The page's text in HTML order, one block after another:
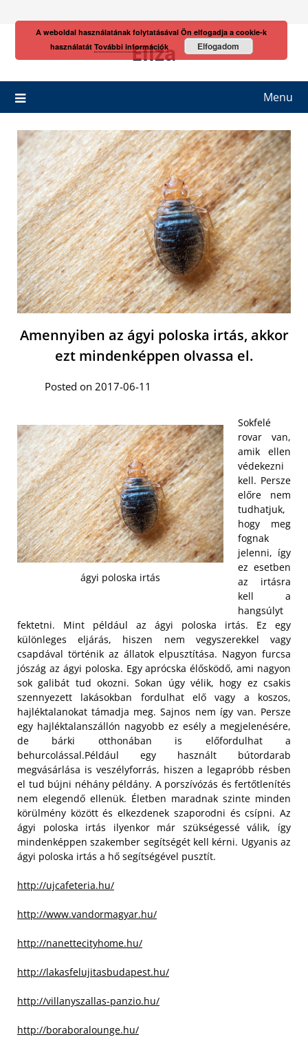
Eliza
Menu
Amennyiben az ágyi poloska irtás, akkor
ezt mindenképpen olvassa el.
Posted on 2017-06-11
ágyi poloska irtás
Sokfelé
rovar van,
amik ellen
védekezni
kell. Persze
előre nem
tudhatjuk,
hogy meg
fognak
jelenni, így
ez esetben
az irtásra
kell a
hangsúlyt
fektetni. Mint például az ágyi poloska irtás. Ez egy
különleges eljárás, hiszen nem vegyszerekkel vagy
csapdával történik az állatok elpusztítása. Nagyon furcsa
jószág az ágyi poloska. Egy aprócska élősködő, ami nagyon
sok galibát tud okozni. Sokan úgy vélik, hogy ez csakis
szennyezett lakásokban fordulhat elő vagy a koszos,
hajléktalanokat támadja meg. Sajnos nem így van. Persze
egy hajléktalanszállón nagyobb ez esély a megjelenésére,
de bárki otthonában is előfordulhat a
behurcolással.Például egy használt bútordarab
megvásárlása is veszélyforrás, hiszen a legapróbb résben
el tud bújni néhány példány. A porszívózás és fertőtlenítés
nem elegendő ellenük. Életben maradnak szinte minden
körülmény között és elkezdenek szaporodni és csípni. Az
ágyi poloska irtás ilyenkor már szükségessé válik, így
mindenképpen szakember segítségét kell kérni. Ugyanis az
ágyi poloska irtás a hő segítségével pusztít.
http://ujcafeteria.hu/
http://www.vandormagyar.hu/
http://nanettecityhome.hu/
http://lakasfelujitasbudapest.hu/
http://villanyszallas-panzio.hu/
http://boraboralounge.hu/
A weboldal használatának folytatásával Ön elfogadja a cookie-k
használatát További információk Elfogadom